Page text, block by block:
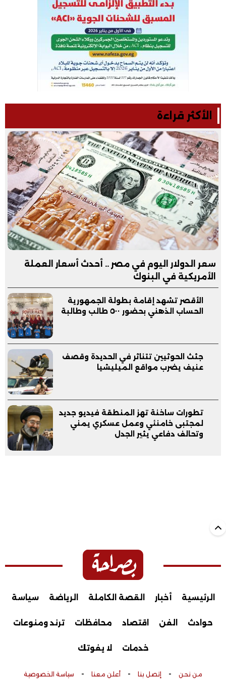
الأكثر قراءة
سعر الدولار اليوم في مصر .. أحدث أسعار العملة
الأمريكية في البنوك
الأقصر تشهد إقامة بطولة الجمهورية
الحساب الذهني بحضور ٥٠٠ طالب وطالبة
جثث الحوثيين تتناثر في الحديدة وقصف
عنيف يضرب مواقع الميليشيا
تطورات ساخنة تهز المنطقة فيديو جديد
لمجتبى خامنئي وعمل عسكري يمني
وتحالف دفاعي يثير الجدل
الرئيسية أخبار القصة الكاملة الرياضة سياسة
حوادث الفن اقتصاد محافظات ترند ومنوعات
خدمات لا يفوتك
من نحن - إتصل بنا - أعلن معنا - سياسة الخصوصية